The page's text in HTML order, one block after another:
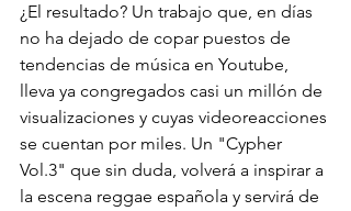
¿El resultado? Un trabajo que, en días
no ha dejado de copar puestos de
tendencias de música en Youtube,
lleva ya congregados casi un millón de
visualizaciones y cuyas videoreacciones
se cuentan por miles. Un "Cypher
Vol.3" que sin duda, volverá a inspirar a
la escena reggae española y servirá de